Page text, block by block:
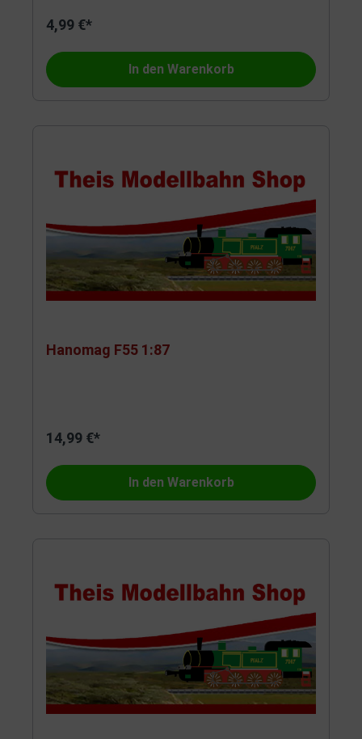
4,99 €*
In den Warenkorb
Hanomag F55 1:87
14,99 €*
In den Warenkorb